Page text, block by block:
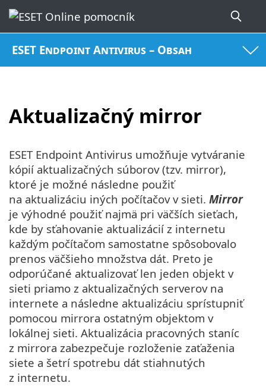
ESET Endpoint Antivirus – Obsah
Aktualizačný mirror
ESET Endpoint Antivirus umožňuje vytváranie
kópií aktualizačných súborov (tzv. mirror),
ktoré je možné následne použiť
na aktualizáciu iných počítačov v sieti. Mirror
je výhodné použiť najmä pri väčších sieťach,
kde by sťahovanie aktualizácií z internetu
každým počítačom samostatne spôsobovalo
prenos väčšieho množstva dát. Preto je
odporúčané aktualizovať len jeden objekt v
sieti priamo z aktualizačných serverov na
internete a následne aktualizáciu sprístupniť
pomocou mirrora ostatným objektom v
lokálnej sieti. Aktualizácia pracovných staníc
z mirrora zabezpečuje rozloženie zaťaženia
siete a šetrí spotrebu dát stiahnutých
z internetu.